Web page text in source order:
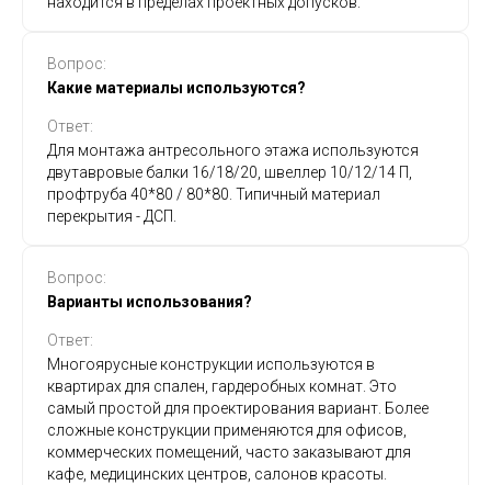
Вопрос:
Какие материалы используются?
Ответ:
Для монтажа антресольного этажа используются
двутавровые балки 16/18/20, швеллер 10/12/14 П,
профтруба 40*80 / 80*80. Типичный материал
перекрытия - ДСП.
Вопрос:
Варианты использования?
Ответ:
Многоярусные конструкции используются в
квартирах для спален, гардеробных комнат. Это
самый простой для проектирования вариант. Более
сложные конструкции применяются для офисов,
коммерческих помещений, часто заказывают для
кафе, медицинских центров, салонов красоты.